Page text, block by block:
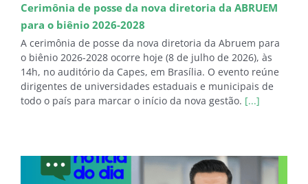
Cerimônia de posse da nova diretoria da ABRUEM
para o biênio 2026-2028
A cerimônia de posse da nova diretoria da Abruem para
o biênio 2026-2028 ocorre hoje (8 de julho de 2026), às
14h, no auditório da Capes, em Brasília. O evento reúne
dirigentes de universidades estaduais e municipais de
todo o país para marcar o início da nova gestão. [...]